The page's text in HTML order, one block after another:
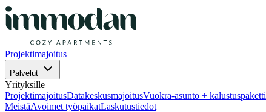
Projektimajoitus
Palvelut
Yrityksille
ProjektimajoitusDatakeskusmajoitusVuokra-asunto + kalustuspaketti
MeistäAvoimet työpaikatLaskutustiedot